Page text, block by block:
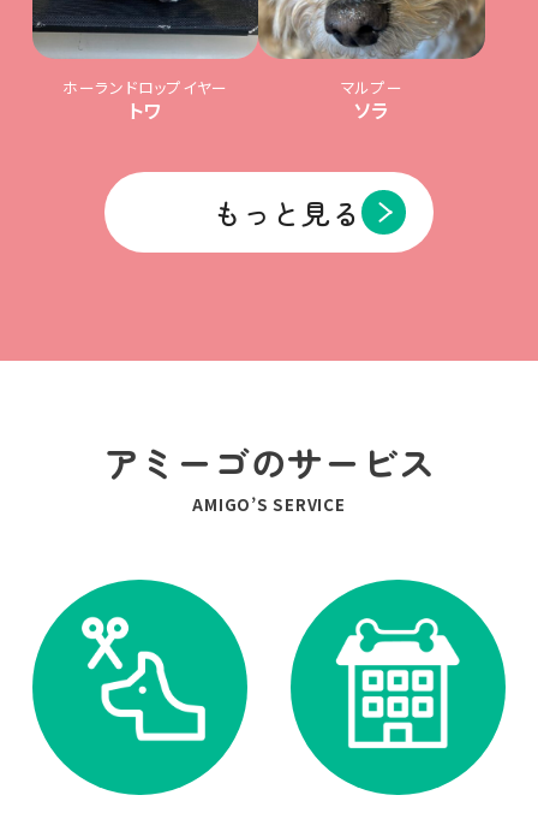
ホーランドロップイヤー
トワ
マルプー
ソラ
もっと見る
アミーゴのサービス
AMIGO’S SERVICE